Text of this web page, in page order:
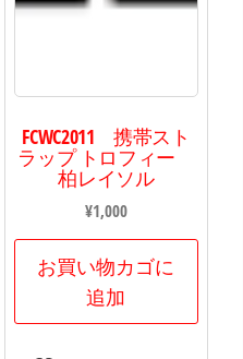
FCWC2011 携帯スト
ラップ トロフィー
柏レイソル
¥1,000
お買い物カゴに
追加